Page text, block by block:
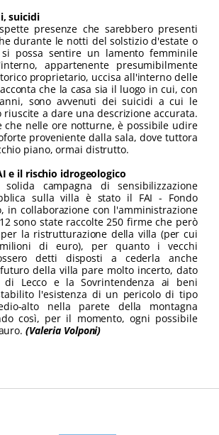
suicidi
presenze che sarebbero presenti
durante le notti del solstizio d'estate o
possa sentire un lamento femminile
appartenente presumibilmente
proprietario, uccisa all'interno delle
che la casa sia il luogo in cui, con
sono avvenuti dei suicidi a cui le
a dare una descrizione accurata.
che nelle ore notturne, è possibile udire
proveniente dalla sala, dove tuttora
piano, ormai distrutto.
e il rischio idrogeologico
campagna di sensibilizzazione
sulla villa è stato il FAI - Fondo
in collaborazione con l'amministrazione
sono state raccolte 250 firme che però
la ristrutturazione della villa (per cui
di euro), per quanto i vecchi
detti disposti a cederla anche
della villa pare molto incerto, dato
di Lecco e la Sovrintendenza ai beni
l'esistenza di un pericolo di tipo
alto nella parete della montagna
così, per il momento, ogni possibile
(Valeria Volponi)